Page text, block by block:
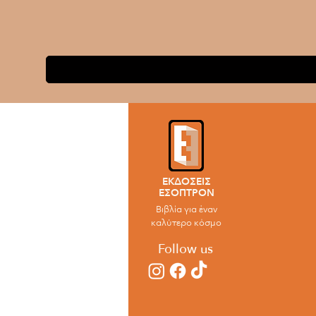
ΕΚΔΟΣΕΙΣ
ΕΣΟΠΤΡΟΝ
Βιβλία για έναν
καλύτερο κόσμο
Follow us